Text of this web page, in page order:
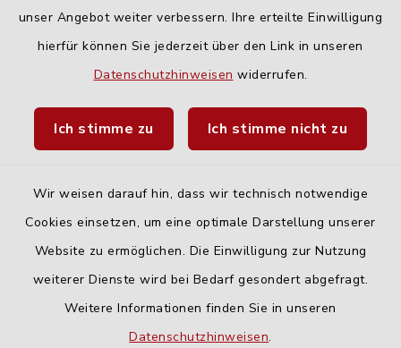
unser Angebot weiter verbessern. Ihre erteilte Einwilligung
hierfür können Sie jederzeit über den Link in unseren
Datenschutzhinweisen widerrufen.
Ich stimme zu Ich stimme nicht zu
Wir weisen darauf hin, dass wir technisch notwendige
Cookies einsetzen, um eine optimale Darstellung unserer
Website zu ermöglichen. Die Einwilligung zur Nutzung
weiterer Dienste wird bei Bedarf gesondert abgefragt.
Weitere Informationen finden Sie in unseren
Datenschutzhinweisen.
Quicklinks
Fahrplanauskunft DING
Barrierefreiheit